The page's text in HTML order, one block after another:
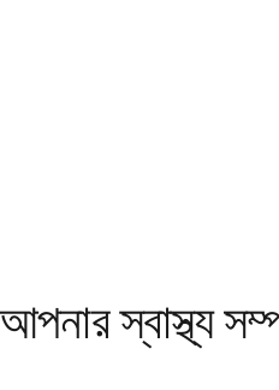
স্বাস্থ্য